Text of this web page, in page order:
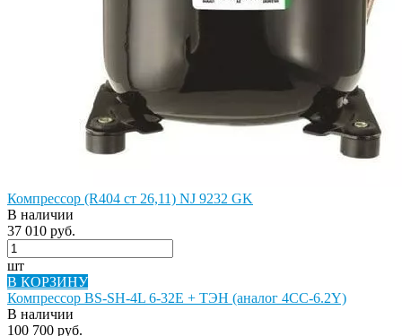
Компрессор (R404 ст 26,11) NJ 9232 GK
В наличии
37 010 руб.
шт
В КОРЗИНУ
Компрессор BS-SH-4L 6-32E + ТЭН (аналог 4CC-6.2Y)
В наличии
100 700 руб.